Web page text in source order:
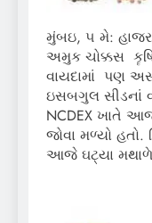
મુંબઇ, ૫ મે: હાજર
અમુક ચોક્કસ
વાયદામાં પણ
ઇસબગુલ સીડનાં
NCDEX ખાતે આજે
જોવા મળ્યો હતો.
આજે ઘટ્યા મથાળે